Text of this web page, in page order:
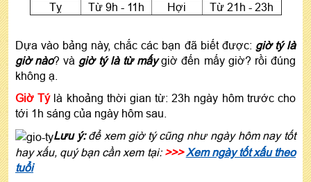
Tỵ
Từ 9h - 11h Hợi Từ 21h - 23h
Dựa vào bảng này, chắc các bạn đã biết được: giờ tý là
giờ nào? và giờ tý là từ mấygiờ đến mấy giờ? rồi đúng
không ạ.
Giờ Týlà khoảng thời gian từ: 23h ngày hôm trước cho
tới 1h sáng của ngày hôm sau.
Lưu ý:để xem giờ tý cũng như ngày hôm nay tốt
hay xấu, quý bạn cần xem tại: >>>Xem ngày tốt xấu theo
tuổi